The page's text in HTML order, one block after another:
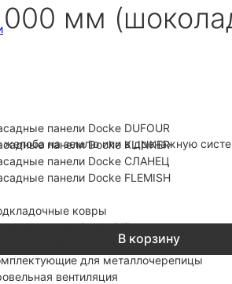
панели Docke DUFOUR
панели Docke KLINKER
панели Docke СЛАНЕЦ
панели Docke FLEMISH
ковры
DockePIE
для металлочерепицы
вентиляция
мм
на землю или в дренажную
В корзину